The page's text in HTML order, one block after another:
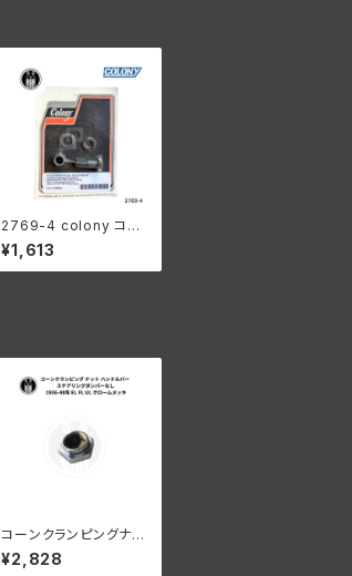
2769-4 colony コロ
ニー キックスターター
ペダル マウントキット
ハーレーダビッドソン
¥1,613
コーンクランピングナッ
ト ステアリングダンパー
なし 1936-48年 EL F
¥2,828